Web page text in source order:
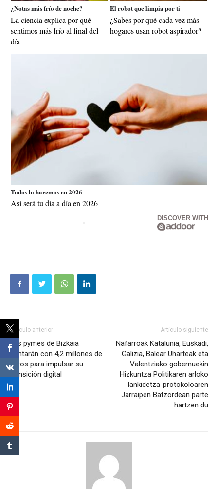
¿Notas más frío de noche?
La ciencia explica por qué
sentimos más frío al final del
día
El robot que limpia por ti
¿Sabes por qué cada vez más
hogares usan robot aspirador?
Todos lo haremos en 2026
Así será tu día a día en 2026
DISCOVER WITH
Artículo anterior
Las pymes de Bizkaia
contarán con 4,2 millones de
euros para impulsar su
transición digital
Artículo siguiente
Nafarroak Katalunia, Euskadi,
Galizia, Balear Uharteak eta
Valentziako gobernuekin
Hizkuntza Politikaren arloko
lankidetza-protokoloaren
Jarraipen Batzordean parte
hartzen du